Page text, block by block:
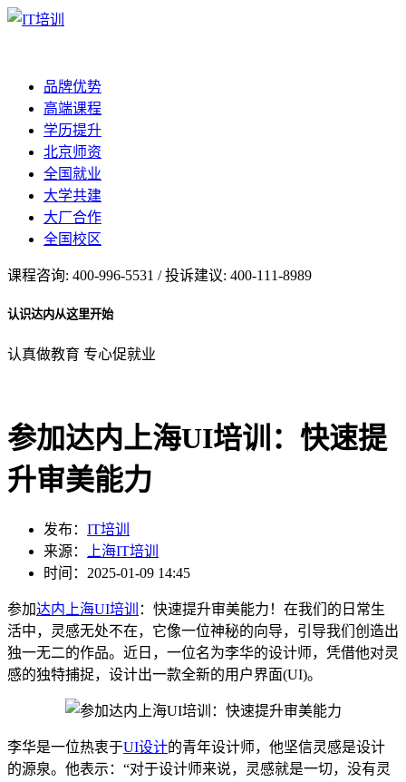
品牌优势
高端课程
学历提升
北京师资
全国就业
大学共建
大厂合作
全国校区
课程咨询: 400-996-5531 / 投诉建议: 400-111-8989
认识达内从这里开始
认真做教育 专心促就业
参加达内上海UI培训：快速提
升审美能力
发布： IT培训
来源：
上海IT培训
时间：2025-01-09 14:45
参加达内 上海UI培训
：快速提升审美能力！在我们的日常生
活中，灵感无处不在，它像一位神秘的向导，引导我们创造出
独一无二的作品。近日，一位名为李华的设计师，凭借他对灵
感的独特捕捉，设计出一款全新的用户界面(UI)。
李华是一位热衷于UI设计的青年设计师，他坚信灵感是设计
的源泉。他表示：“对于设计师来说，灵感就是一切，没有灵